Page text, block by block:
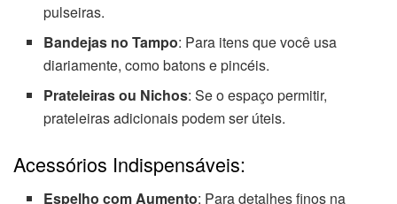
pulseiras.
Bandejas no Tampo: Para itens que você usa
diariamente, como batons e pincéis.
Prateleiras ou Nichos: Se o espaço permitir,
prateleiras adicionais podem ser úteis.
Acessórios Indispensáveis:
Espelho com Aumento: Para detalhes finos na